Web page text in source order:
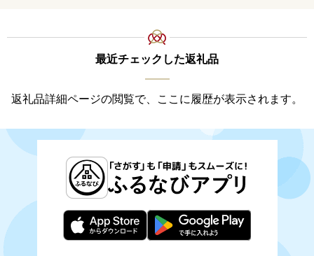
最近チェックした返礼品
返礼品詳細ページの閲覧で、ここに履歴が表示されます。